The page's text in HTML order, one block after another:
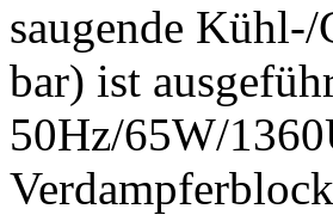
saugende
bar) ist
50Hz/65W/